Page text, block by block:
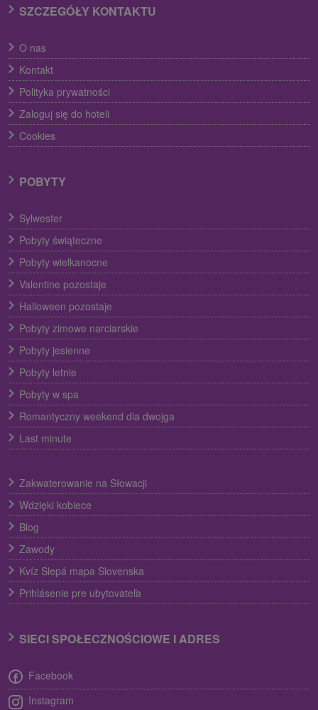
SZCZEGÓŁY KONTAKTU
O nas
Kontakt
Polityka prywatności
Zaloguj się do hoteli
Cookies
POBYTY
Sylwester
Pobyty świąteczne
Pobyty wielkanocne
Valentine pozostaje
Halloween pozostaje
Pobyty zimowe narciarskie
Pobyty jesienne
Pobyty letnie
Pobyty w spa
Romantyczny weekend dla dwojga
Last minute
Zakwaterowanie na Słowacji
Wdzięki kobiece
Blog
Zawody
Kvíz Slepá mapa Slovenska
Prihlásenie pre ubytovateľa
SIECI SPOŁECZNOŚCIOWE I ADRES
Facebook
Instagram